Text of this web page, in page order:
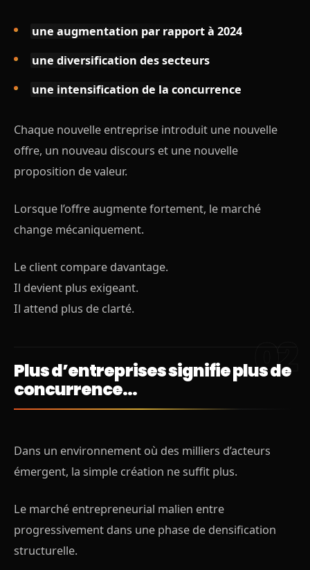
une augmentation par rapport à 2024
une diversification des secteurs
une intensification de la concurrence
Chaque nouvelle entreprise introduit une nouvelle
offre, un nouveau discours et une nouvelle
proposition de valeur.
Lorsque l’offre augmente fortement, le marché
change mécaniquement.
Le client compare davantage.
Il devient plus exigeant.
Il attend plus de clarté.
Plus d’entreprises signifie plus de
concurrence…
Dans un environnement où des milliers d’acteurs
émergent, la simple création ne suffit plus.
Le marché entrepreneurial malien entre
progressivement dans une phase de densification
structurelle.